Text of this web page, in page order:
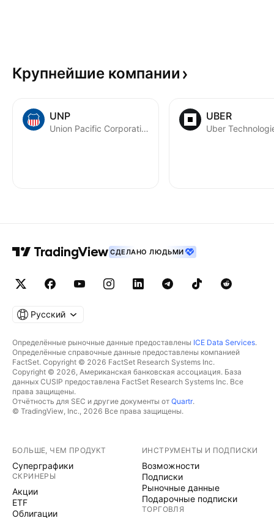
Крупнейшие компании
UNP
Union Pacific Corporation
UBER
Uber
СДЕЛАНО ЛЮДЬМИ
Русский
Определённые рыночные данные предоставлены ICE Data Services.
Определённые справочные данные предоставлены компанией
FactSet. Copyright © 2026 FactSet Research Systems Inc.
Copyright © 2026, Американская банковская ассоциация. База
данных CUSIP предоставлена FactSet Research Systems Inc. Все
права защищены.
Отчётность для SEC и другие документы от Quartr.
© TradingView, Inc., 2026 Все права защищены.
БОЛЬШЕ, ЧЕМ ПРОДУКТ
Суперграфики
СКРИНЕРЫ
Акции
ETF
Облигации
ИНСТРУМЕНТЫ И ПОДПИСКИ
Возможности
Подписки
Рыночные данные
Подарочные подписки
ТОРГОВЛЯ